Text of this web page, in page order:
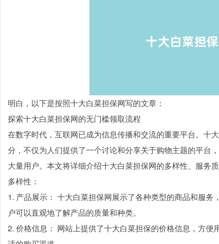
明白，以下是按照十大白菜担保网写的文章：
探索十大白菜担保网的无门槛领取流程
在数字时代，互联网已成为信息传播和交流的重要平台。十
分，不仅为人们提供了一个讨论和分享关于购物主题的平台
大量用户。本文将详细介绍十大白菜担保网的多样性、服务
多样性：
1. 产品展示： 十大白菜担保网展示了各种类型的商品和服
户可以直观地了解产品的质量和种类。
2. 价格信息： 网站上提供了十大白菜担保的价格信息，方